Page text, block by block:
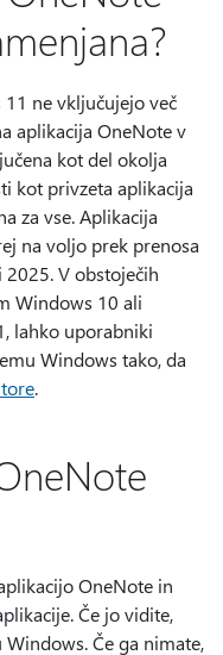
ne vključujejo več
aplikacija OneNote v
kot del okolja
kot privzeta aplikacija
za vse. Aplikacija
na voljo prek prenosa
V obstoječih
Windows 10 ali
lahko uporabniki
Windows tako, da
.
OneNote in
Če jo vidite,
Če ga nimate,